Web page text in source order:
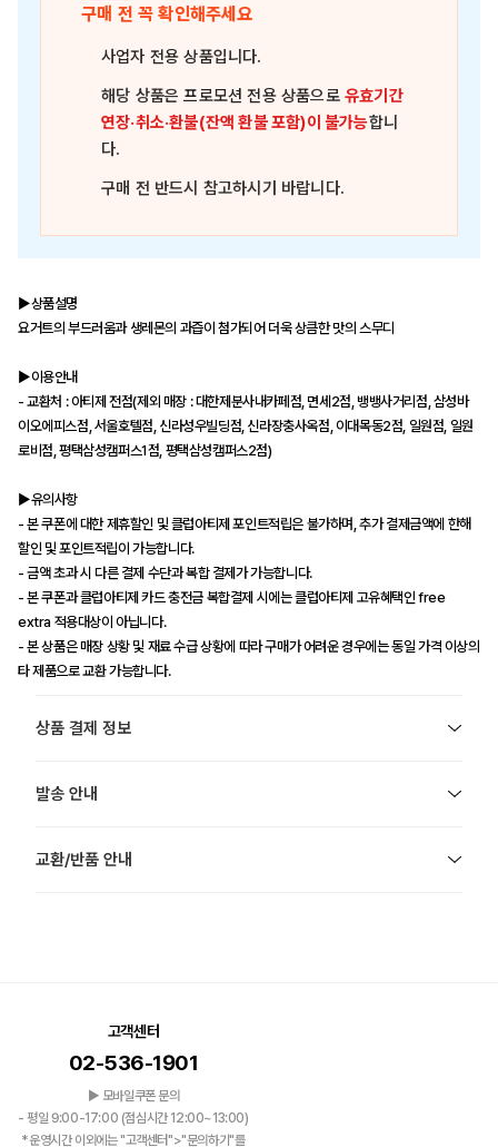
구매 전 꼭 확인해주세요
사업자 전용 상품입니다.
해당 상품은프로모션 전용 상품으로유효기간
연장·취소·환불(잔액 환불 포함)이 불가능합니
다.
구매 전 반드시 참고하시기 바랍니다.
▶상품설명
요거트의 부드러움과 생레몬의 과즙이 첨가되어 더욱 상큼한 맛의 스무디
▶이용안내
- 교환처 : 아티제 전점(제외 매장 : 대한제분사내카페점, 면세2점, 뱅뱅사거리점, 삼성바
이오에피스점, 서울호텔점, 신라성우빌딩점, 신라장충사옥점, 이대목동2점, 일원점, 일원
로비점, 평택삼성캠퍼스1점, 평택삼성캠퍼스2점)
▶유의사항
- 본 쿠폰에 대한 제휴할인 및 클럽아티제 포인트적립은 불가하며, 추가 결제금액에 한해
할인 및 포인트적립이 가능합니다.
- 금액 초과 시 다른 결제 수단과 복합 결제가 가능합니다.
- 본 쿠폰과 클럽아티제 카드 충전금 복합결제 시에는 클럽아티제 고유혜택인 free
extra 적용대상이 아닙니다.
- 본 상품은 매장 상황 및 재료 수급 상황에 따라 구매가 어려운 경우에는 동일 가격 이상의
타 제품으로 교환 가능합니다.
상품 결제 정보
발송 안내
교환/반품 안내
고객센터
02-536-1901
▶ 모바일쿠폰 문의
- 평일 9:00-17:00 (점심시간 12:00~13:00)
*운영시간 이외에는 "고객센터">"문의하기"를